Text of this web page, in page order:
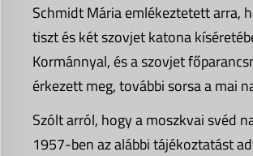
Schmidt Mária emlékeztetett arra,
tiszt és két szovjet katona
Kormánnyal, és a szovjet
érkezett meg, további sorsa a mai
Szólt arról, hogy a moszkvai svéd
1957-ben az alábbi tájékoztatást